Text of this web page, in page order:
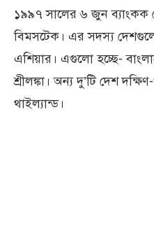
১৯৯৭ সালের ৬ জুন ব্যাংকক
বিমসটেক। এর সদস্য
এশিয়ার। এগুলো হচ্ছে-
শ্রীলঙ্কা। অন্য দু’টি দেশ
থাইল্যান্ড।